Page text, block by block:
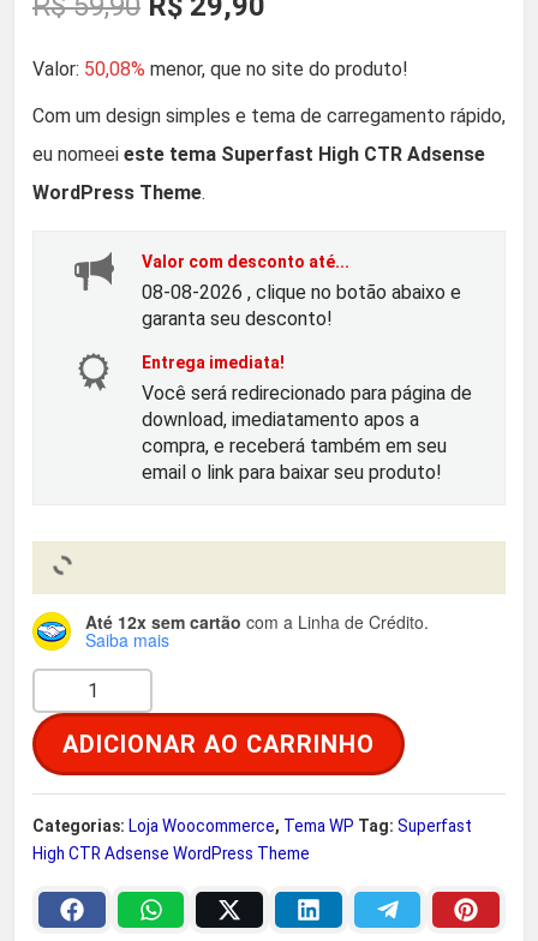
p
r
e
o
o
r
i
n
l
e
r
a
p
r
o
a
t
u
é
R
2
Valor: 50,08% menor, que no site do produto!
Com um design simples e tema de carregamento rápido,
eu nomeei este tema Superfast High CTR Adsense
WordPress Theme.
Valor com desconto até...
08-08-2026 , clique no botão abaixo e
garanta seu desconto!
Entrega imediata!
Você será redirecionado para página de
download, imediatamento apos a
compra, e receberá também em seu
email o link para baixar seu produto!
Até 12x sem cartão com a Linha de Crédito.
Saiba mais
u
p
r
f
ADICIONAR AO CARRINHO
Categorias: Loja Woocommerce, Tema WP Tag: Superfast
High CTR Adsense WordPress Theme